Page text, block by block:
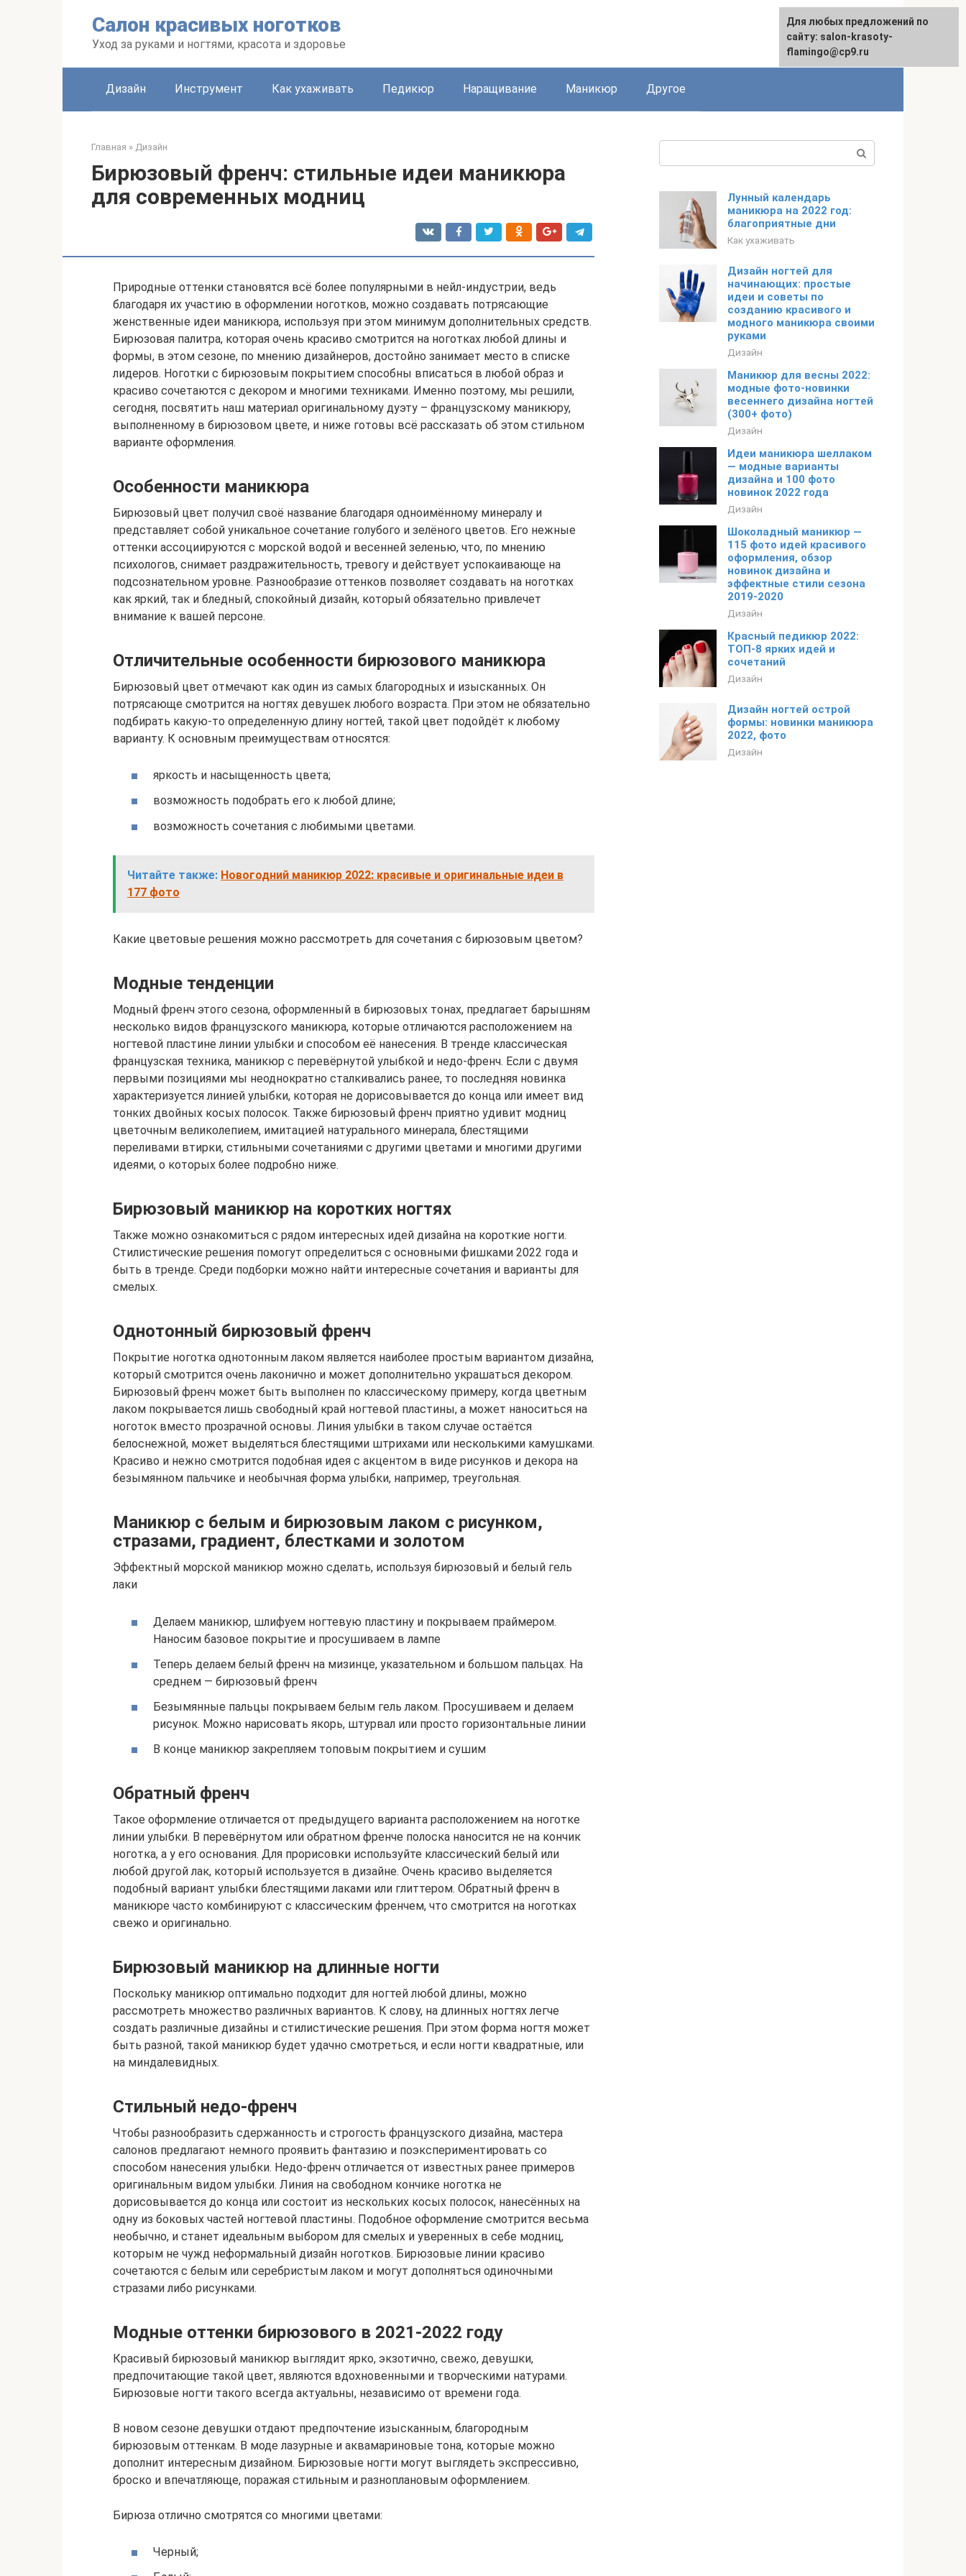
Салон красивых ноготков
Уход за руками и ногтями, красота и здоровье
Дизайн Инструмент Как ухаживать Педикюр Наращивание Маникюр Другое
Главная » Дизайн
Бирюзовый френч: стильные идеи маникюра
для современных модниц
Природные оттенки становятся всё более популярными в нейл-индустрии, ведь
благодаря их участию в оформлении ноготков, можно создавать потрясающие
женственные идеи маникюра, используя при этом минимум дополнительных средств.
Бирюзовая палитра, которая очень красиво смотрится на ноготках любой длины и
формы, в этом сезоне, по мнению дизайнеров, достойно занимает место в списке
лидеров. Ноготки с бирюзовым покрытием способны вписаться в любой образ и
красиво сочетаются с декором и многими техниками. Именно поэтому, мы решили,
сегодня, посвятить наш материал оригинальному дуэту – французскому маникюру,
выполненному в бирюзовом цвете, и ниже готовы всё рассказать об этом стильном
варианте оформления.
Особенности маникюра
Бирюзовый цвет получил своё название благодаря одноимённому минералу и
представляет собой уникальное сочетание голубого и зелёного цветов. Его нежные
оттенки ассоциируются с морской водой и весенней зеленью, что, по мнению
психологов, снимает раздражительность, тревогу и действует успокаивающе на
подсознательном уровне. Разнообразие оттенков позволяет создавать на ноготках
как яркий, так и бледный, спокойный дизайн, который обязательно привлечет
внимание к вашей персоне.
Отличительные особенности бирюзового маникюра
Бирюзовый цвет отмечают как один из самых благородных и изысканных. Он
потрясающе смотрится на ногтях девушек любого возраста. При этом не обязательно
подбирать какую-то определенную длину ногтей, такой цвет подойдёт к любому
варианту. К основным преимуществам относятся:
яркость и насыщенность цвета;
возможность подобрать его к любой длине;
возможность сочетания с любимыми цветами.
Читайте также: Новогодний маникюр 2022: красивые и оригинальные идеи в
177 фото
Какие цветовые решения можно рассмотреть для сочетания с бирюзовым цветом?
Модные тенденции
Модный френч этого сезона, оформленный в бирюзовых тонах, предлагает барышням
несколько видов французского маникюра, которые отличаются расположением на
ногтевой пластине линии улыбки и способом её нанесения. В тренде классическая
французская техника, маникюр с перевёрнутой улыбкой и недо-френч. Если с двумя
первыми позициями мы неоднократно сталкивались ранее, то последняя новинка
характеризуется линией улыбки, которая не дорисовывается до конца или имеет вид
тонких двойных косых полосок. Также бирюзовый френч приятно удивит модниц
цветочным великолепием, имитацией натурального минерала, блестящими
переливами втирки, стильными сочетаниями с другими цветами и многими другими
идеями, о которых более подробно ниже.
Бирюзовый маникюр на коротких ногтях
Также можно ознакомиться с рядом интересных идей дизайна на короткие ногти.
Стилистические решения помогут определиться с основными фишками 2022 года и
быть в тренде. Среди подборки можно найти интересные сочетания и варианты для
смелых.
Однотонный бирюзовый френч
Покрытие ноготка однотонным лаком является наиболее простым вариантом дизайна,
который смотрится очень лаконично и может дополнительно украшаться декором.
Бирюзовый френч может быть выполнен по классическому примеру, когда цветным
лаком покрывается лишь свободный край ногтевой пластины, а может наноситься на
ноготок вместо прозрачной основы. Линия улыбки в таком случае остаётся
белоснежной, может выделяться блестящими штрихами или несколькими камушками.
Красиво и нежно смотрится подобная идея с акцентом в виде рисунков и декора на
безымянном пальчике и необычная форма улыбки, например, треугольная.
Маникюр с белым и бирюзовым лаком с рисунком,
стразами, градиент, блестками и золотом
Эффектный морской маникюр можно сделать, используя бирюзовый и белый гель
лаки
Делаем маникюр, шлифуем ногтевую пластину и покрываем праймером.
Наносим базовое покрытие и просушиваем в лампе
Теперь делаем белый френч на мизинце, указательном и большом пальцах. На
среднем — бирюзовый френч
Безымянные пальцы покрываем белым гель лаком. Просушиваем и делаем
рисунок. Можно нарисовать якорь, штурвал или просто горизонтальные линии
В конце маникюр закрепляем топовым покрытием и сушим
Обратный френч
Такое оформление отличается от предыдущего варианта расположением на ноготке
линии улыбки. В перевёрнутом или обратном френче полоска наносится не на кончик
ноготка, а у его основания. Для прорисовки используйте классический белый или
любой другой лак, который используется в дизайне. Очень красиво выделяется
подобный вариант улыбки блестящими лаками или глиттером. Обратный френч в
маникюре часто комбинируют с классическим френчем, что смотрится на ноготках
свежо и оригинально.
Бирюзовый маникюр на длинные ногти
Поскольку маникюр оптимально подходит для ногтей любой длины, можно
рассмотреть множество различных вариантов. К слову, на длинных ногтях легче
создать различные дизайны и стилистические решения. При этом форма ногтя может
быть разной, такой маникюр будет удачно смотреться, и если ногти квадратные, или
на миндалевидных.
Стильный недо-френч
Чтобы разнообразить сдержанность и строгость французского дизайна, мастера
салонов предлагают немного проявить фантазию и поэкспериментировать со
способом нанесения улыбки. Недо-френч отличается от известных ранее примеров
оригинальным видом улыбки. Линия на свободном кончике ноготка не
дорисовывается до конца или состоит из нескольких косых полосок, нанесённых на
одну из боковых частей ногтевой пластины. Подобное оформление смотрится весьма
необычно, и станет идеальным выбором для смелых и уверенных в себе модниц,
которым не чужд неформальный дизайн ноготков. Бирюзовые линии красиво
сочетаются с белым или серебристым лаком и могут дополняться одиночными
стразами либо рисунками.
Модные оттенки бирюзового в 2021-2022 году
Красивый бирюзовый маникюр выглядит ярко, экзотично, свежо, девушки,
предпочитающие такой цвет, являются вдохновенными и творческими натурами.
Бирюзовые ногти такого всегда актуальны, независимо от времени года.
В новом сезоне девушки отдают предпочтение изысканным, благородным
бирюзовым оттенкам. В моде лазурные и аквамариновые тона, которые можно
дополнит интересным дизайном. Бирюзовые ногти могут выглядеть экспрессивно,
броско и впечатляюще, поражая стильным и разноплановым оформлением.
Бирюза отлично смотрятся со многими цветами:
Черный;
Лунный календарь
маникюра на 2022 год:
благоприятные дни
Как ухаживать
Дизайн ногтей для
начинающих: простые
идеи и советы по
созданию красивого и
модного маникюра своими
руками
Дизайн
Маникюр для весны 2022:
модные фото-новинки
весеннего дизайна ногтей
(300+ фото)
Дизайн
Идеи маникюра шеллаком
— модные варианты
дизайна и 100 фото
новинок 2022 года
Дизайн
Шоколадный маникюр —
115 фото идей красивого
оформления, обзор
новинок дизайна и
эффектные стили сезона
2019-2020
Дизайн
Красный педикюр 2022:
ТОП-8 ярких идей и
сочетаний
Дизайн
Дизайн ногтей острой
формы: новинки маникюра
2022, фото
Дизайн
Для любых предложений по
сайту: salon-krasoty-
flamingo@cp9.ru